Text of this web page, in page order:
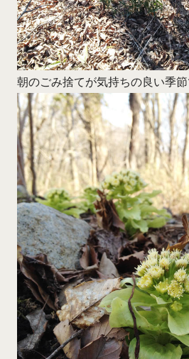
朝のごみ捨てが気持ちの良い季節